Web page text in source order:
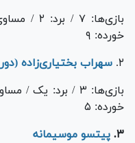
خورده: ۹
۲. سهراب بختیاری‌زاده
خورده: ۵
۳. پیتسو موسیمانه